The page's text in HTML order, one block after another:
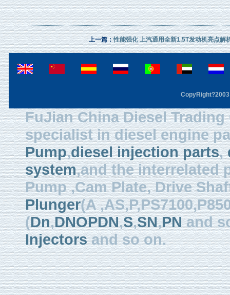
上一篇：性能强化 上汽通用全新1.5T发动机亮点解
FuJian China Diesel
specialist in diesel engine
Pump,diesel injection parts,
system,and the interrelated
Pump ,Cam Plate, Drive
Plunger(A
(Dn,DNOPDN,S,SN,PNand
Injectorsand so on.